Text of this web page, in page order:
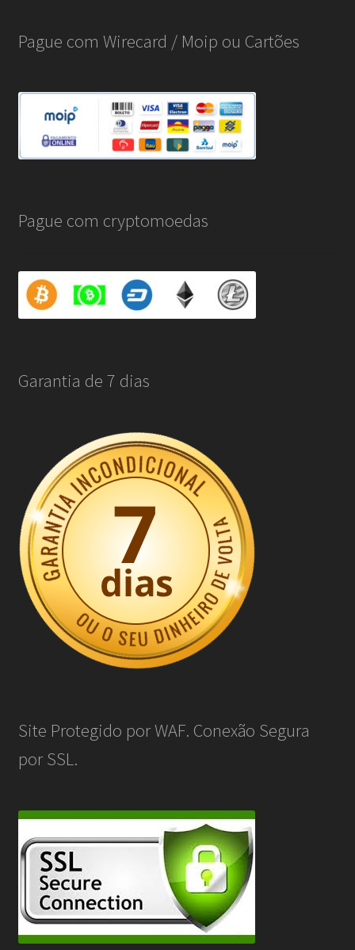
Pague com Wirecard / Moip ou Cartões
Pague com cryptomoedas
Garantia de 7 dias
Site Protegido por WAF. Conexão Segura
por SSL.